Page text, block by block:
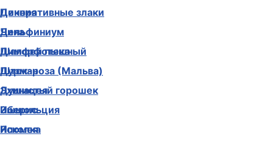
Декоративные злаки
Дельфиниум
Диморфотека
Дурман
Душистый горошек
Иберис
Ипомея
Цинния
Чина
Шалфей пышный
Шток-роза (Мальва)
Эхинацея
Эшшольция
Ясколка